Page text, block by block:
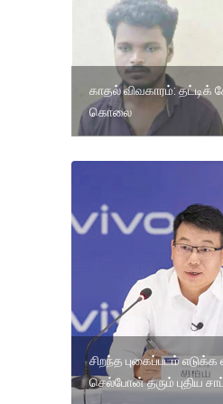
காதல் விவகாரம்: தட்டிக்
கொலை
சிறந்த புகைப்படம்
செல்போன் தரும் புதிய